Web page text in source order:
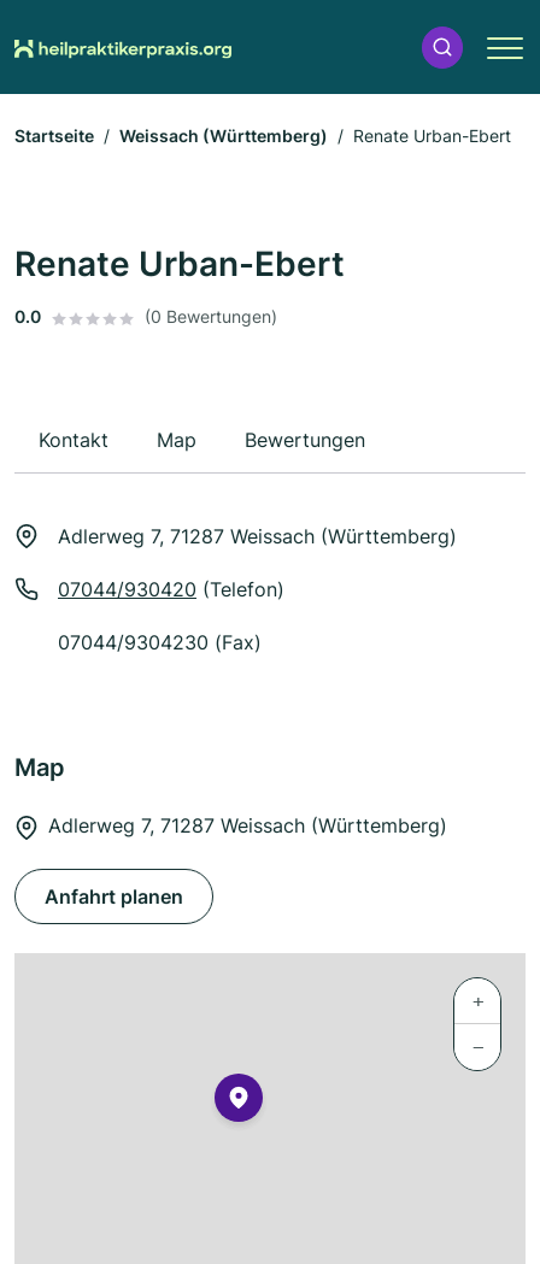
Startseite Weissach (Württemberg) Renate Urban-Ebert
Renate Urban-Ebert
0.0 (0 Bewertungen)
Kontakt Map Bewertungen
Adlerweg 7, 71287 Weissach (Württemberg)
07044/930420 (Telefon)
07044/9304230 (Fax)
Map
Adlerweg 7, 71287 Weissach (Württemberg)
Anfahrt planen
+
−